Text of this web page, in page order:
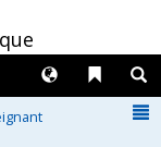
Liens
Langues